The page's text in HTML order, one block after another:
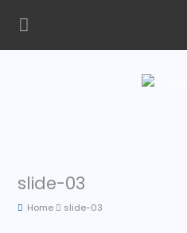
slide-03
Home slide-03